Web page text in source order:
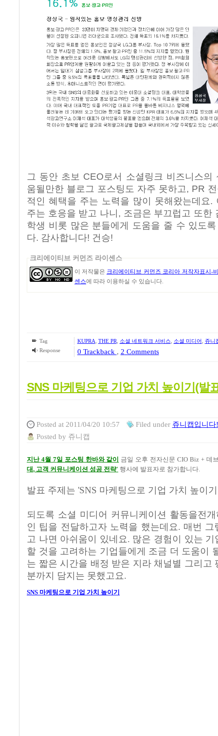
그 동안 초보 CEO로서 소셜링크 비즈니스의
움될만한 블로그 포스팅도 자주 못하고, PR
적인 혜택을 주는 노력을 많이 못해왔는데요.
주는 호응을 받고 나니, 조금은 부끄럽고 또한
학생 비롯 많은 분들에게 도움을 줄 수 있도
다. 감사합니다! 건승!
크리에이티브 커먼즈 라이센스
이 저작물은 크리에이티브 커먼즈 코리아 저작자표시-
센스에 따라 이용하실 수 있습니다.
Tag KUPRA THE PR 소셜 네트워크 서비스 소셜 미디어
쥬니
Response
0 Trackback , 2 Comments
SNS 마케팅으로 기업 가치 높이기(발
Posted at 2011/04/20 10:57 Filed under 쥬니캡입니
Posted by 쥬니캡
지난4월 7일 포스팅 한바와 같이 금일 오후 전자신문 CIO Biz + 데
대, 고객 커뮤니케이션 성공 전략' 행사에 발표자로 참가합니다.
발표 주제는 'SNS 마케팅으로 기업 가치 높이기
되도록 소셜 미디어 커뮤니케이션 활동을전
인 팁을 전달하고자 노력을 했는데요. 매번 그
고 나면 아쉬움이 있네요. 많은 경험이 있는
할 것을 고려하는 기업들에게 조금 더 도움이
는 짧은 시간을 배정 받은 지라 채널별 그리고
분까지 담지는 못했고요.
SNS 마케팅으로 기업 가치 높이기